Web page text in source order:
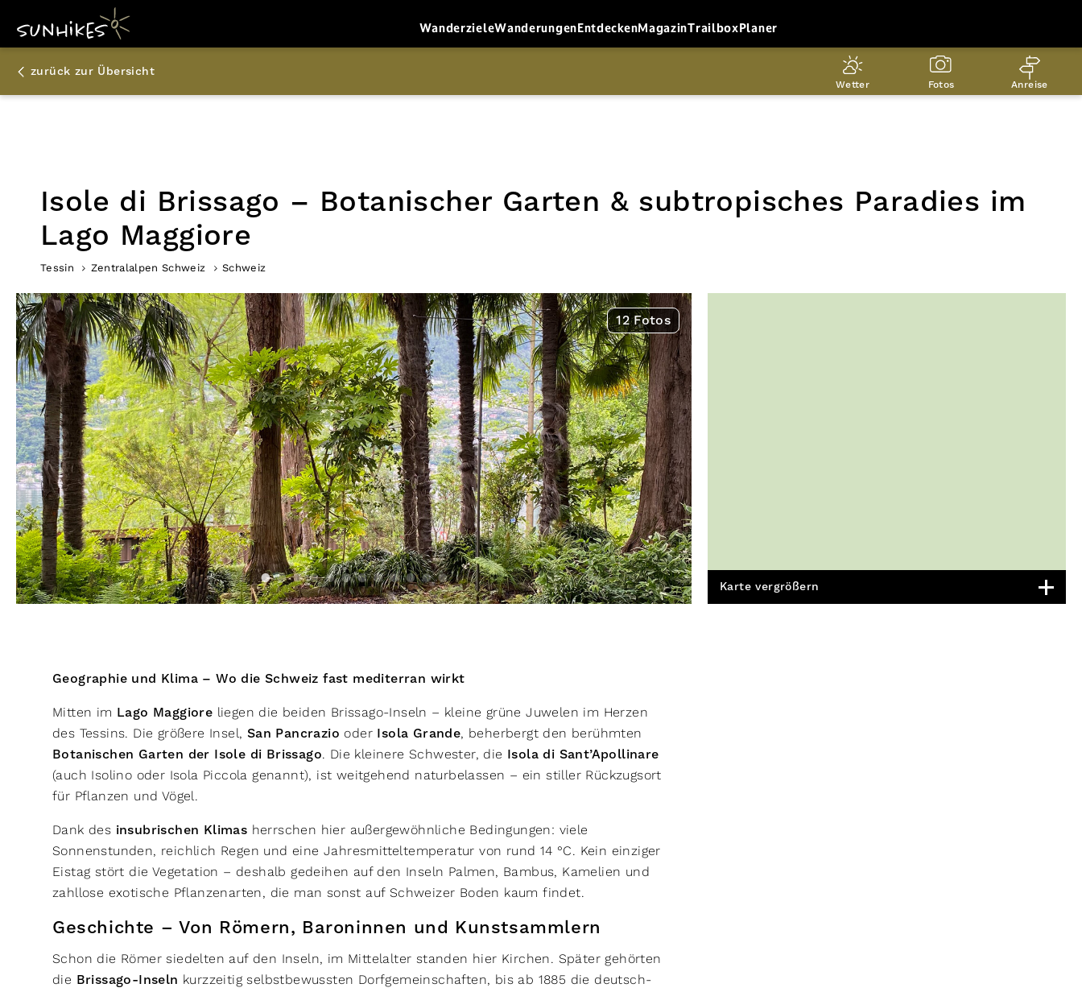
WanderzieleWanderungenEntdeckenMagazinTrailboxPlaner
zurück zur Übersicht
Wetter Fotos Anreise
Isole di Brissago – Botanischer Garten & subtropisches Paradies im
Lago Maggiore
Tessin Zentralalpen Schweiz Schweiz
12 Fotos
Geographie und Klima – Wo die Schweiz fast mediterran wirkt
Mitten im Lago Maggiore liegen die beiden Brissago-Inseln – kleine grüne Juwelen im Herzen
des Tessins. Die größere Insel, San Pancrazio oder Isola Grande, beherbergt den berühmten
Botanischen Garten der Isole di Brissago. Die kleinere Schwester, die Isola di Sant’Apollinare
(auch Isolino oder Isola Piccola genannt), ist weitgehend naturbelassen – ein stiller Rückzugsort
für Pflanzen und Vögel.
Dank des insubrischen Klimas herrschen hier außergewöhnliche Bedingungen: viele
Sonnenstunden, reichlich Regen und eine Jahresmitteltemperatur von rund 14 °C. Kein einziger
Eistag stört die Vegetation – deshalb gedeihen auf den Inseln Palmen, Bambus, Kamelien und
zahllose exotische Pflanzenarten, die man sonst auf Schweizer Boden kaum findet.
Geschichte – Von Römern, Baroninnen und Kunstsammlern
Schon die Römer siedelten auf den Inseln, im Mittelalter standen hier Kirchen. Später gehörten
die Brissago-Inseln kurzzeitig selbstbewussten Dorfgemeinschaften, bis ab 1885 die deutsch-
Karte vergrößern